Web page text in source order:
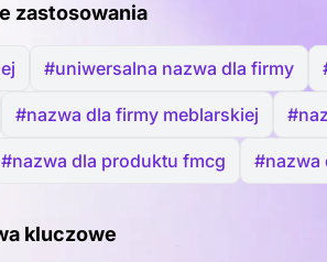
zastosowania
#uniwersalna nazwa dla firmy
#nazwa dla firmy meblarskiej
#nazwa dla produktu fmcg #nazwa
kluczowe